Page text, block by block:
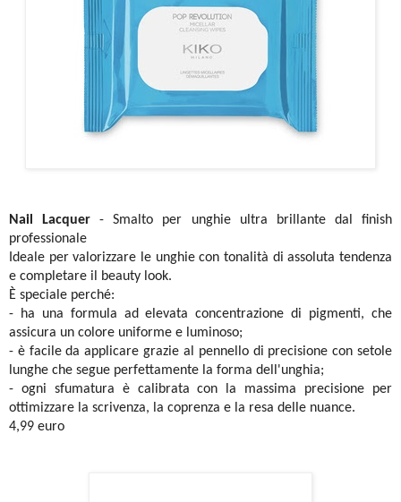
Nail Lacquer- Smalto per unghie ultra brillante dal finish
professionale
Ideale per valorizzare le unghie con tonalità di assoluta tendenza
e completare il beauty look.
È speciale perché:
- ha una formula ad elevata concentrazione di pigmenti, che
assicura un colore uniforme e luminoso;
- è facile da applicare grazie al pennello di precisione con setole
lunghe che segue perfettamente la forma dell'unghia;
- ogni sfumatura è calibrata con la massima precisione per
ottimizzare la scrivenza, la coprenza e la resa delle nuance.
4,99 euro